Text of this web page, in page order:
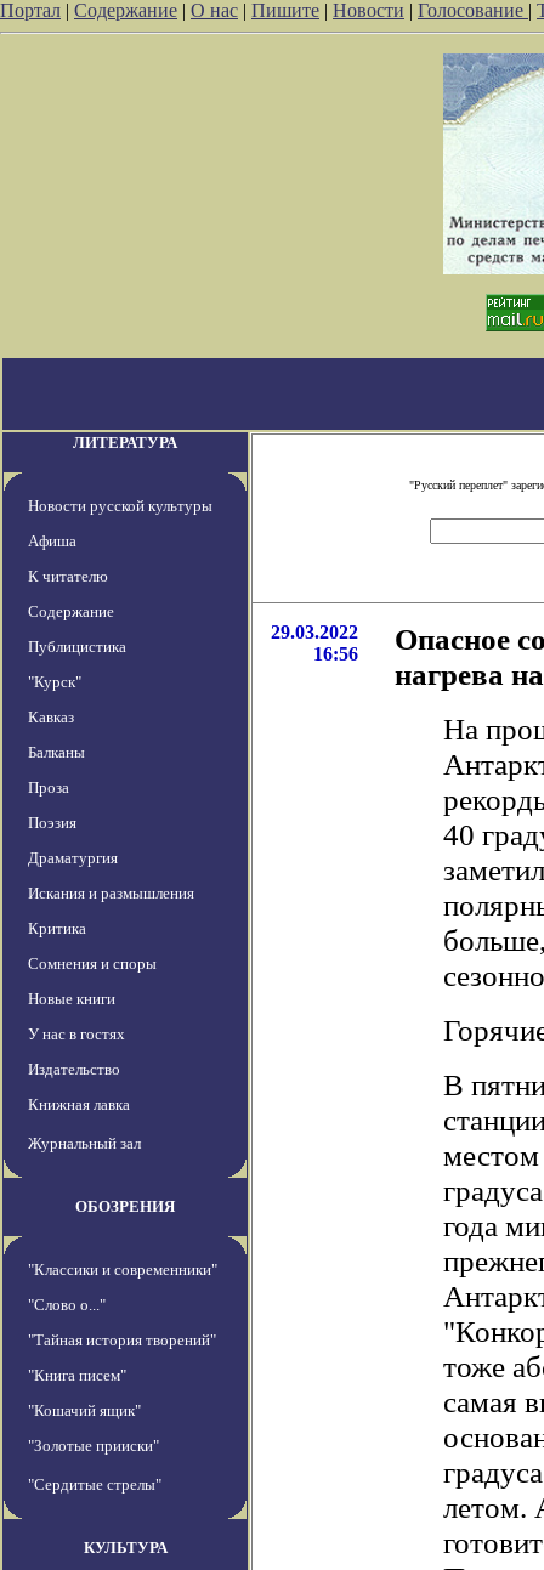
Портал | Содержание | О нас | Пишите | Новости | Голосование |
ЛИТЕРАТУРА
Новости русской культуры
Афиша
К читателю
Содержание
Публицистика
"Курск"
Кавказ
Балканы
Проза
Поэзия
Драматургия
Искания и размышления
Критика
Сомнения и споры
Новые книги
У нас в гостях
Издательство
Книжная лавка
Журнальный зал
ОБОЗРЕНИЯ
"Классики и современники"
"Слово о..."
"Тайная история творений"
"Книга писем"
"Кошачий ящик"
"Золотые прииски"
"Сердитые стрелы"
КУЛЬТУРА
"Русский переплет"
29.03.2022
16:56
Опасное
нагрева
На
40
В
местом
года
тоже
самая
летом.